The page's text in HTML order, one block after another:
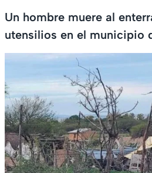
Un hombre muere al
utensilios en el municipio